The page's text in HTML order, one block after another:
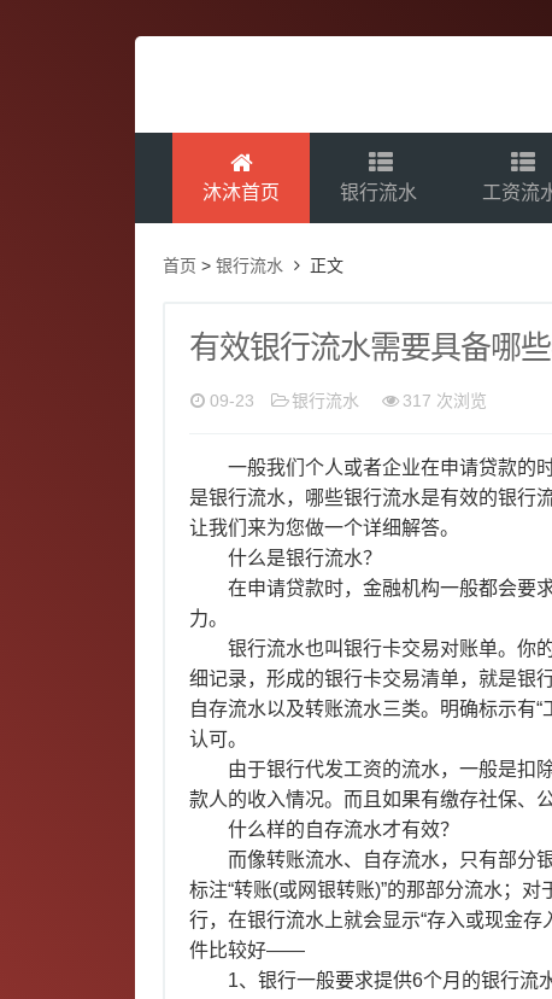
沐沐首页 银行流水 工资流
首页 >银行流水 正文
有效银行流水需要具备哪
09-23 银行流水 317 次浏览
一般我们个人或者企业在申请贷款的时
是银行流水，哪些银行流水是有效的银行
让我们来为您做一个详细解答。
什么是银行流水？
在申请贷款时，金融机构一般都会要求
力。
银行流水也叫银行卡交易对账单。你的
细记录，形成的银行卡交易清单，就是银
自存流水以及转账流水三类。明确标示有
认可。
由于银行代发工资的流水，一般是扣除
款人的收入情况。而且如果有缴存社保、
什么样的自存流水才有效？
而像转账流水、自存流水，只有部分银
标注“转账(或网银转账)”的那部分流水；
行，在银行流水上就会显示“存入或现金存
件比较好——
1、银行一般要求提供6个月的银行流水